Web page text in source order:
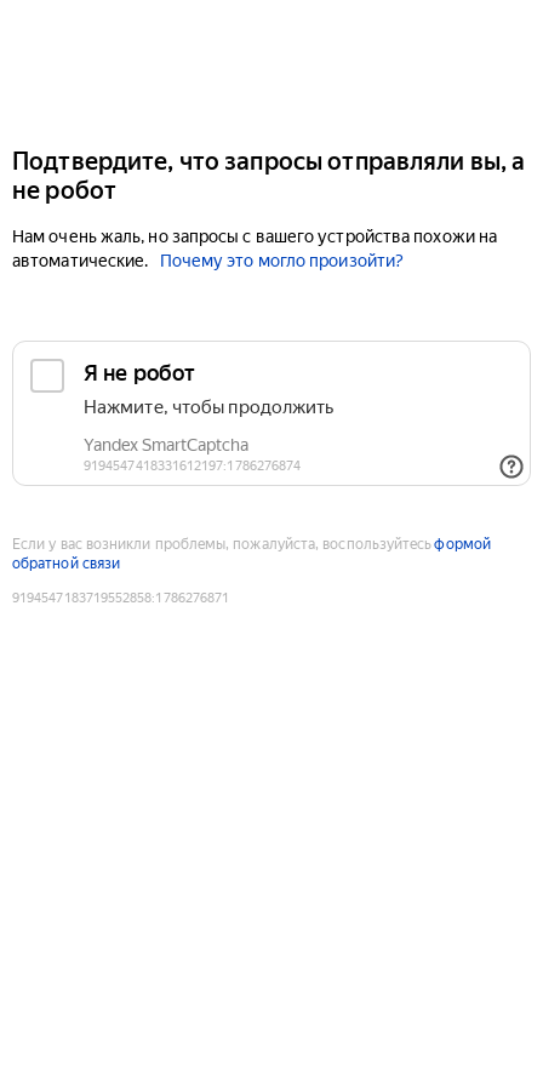
Подтвердите, что запросы отправляли вы, а
не робот
Нам очень жаль, но запросы с вашего устройства похожи на
автоматические.
Почему это могло произойти?
Если у вас возникли проблемы, пожалуйста, воспользуйтесьформой
обратной связи
9194547183719552858:1786276871